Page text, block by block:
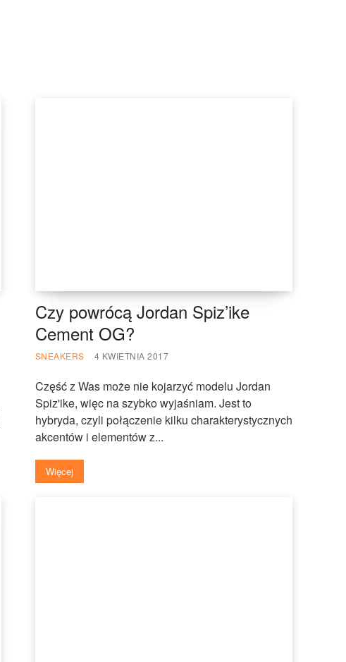
Czy powrócą Jordan Spiz’ike
Cement OG?
SNEAKERS 4 KWIETNIA 2017
Część z Was może nie kojarzyć modelu Jordan
Spiz'ike, więc na szybko wyjaśniam. Jest to
hybryda, czyli połączenie kilku charakterystycznych
akcentów i elementów z...
Więcej